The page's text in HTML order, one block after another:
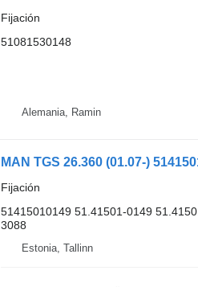
Fijación
51081530148
Alemania, Ramin
Fijación
51415010149 51.41501-0149
3088
Estonia, Tallinn